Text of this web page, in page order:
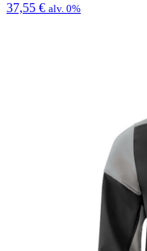
37,55 € alv. 0%